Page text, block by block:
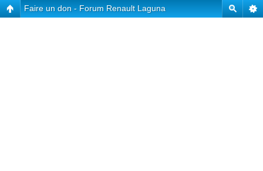
Faire un don - Forum Renault Laguna